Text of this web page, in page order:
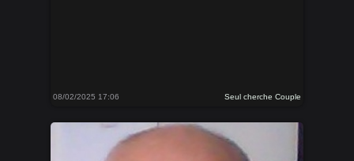
08/02/2025 17:06 Seul cherche Couple